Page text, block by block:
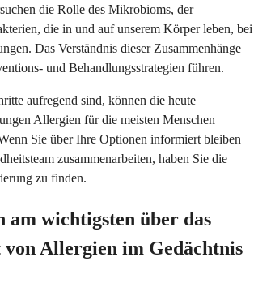
die Rolle des Mikrobioms, der
die in und auf unserem Körper leben, bei
Das Verständnis dieser Zusammenhänge
und Behandlungsstrategien führen.
aufregend sind, können die heute
Allergien für die meisten Menschen
Sie über Ihre Optionen informiert bleiben
zusammenarbeiten, haben Sie die
zu finden.
am wichtigsten über das
von Allergien im Gedächtnis